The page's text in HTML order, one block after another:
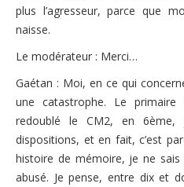
plus l’agresseur, parce que
naisse.
Le modérateur : Merci…
Gaétan : Moi, en ce qui
une catastrophe. Le primaire
redoublé le CM2, en 6ème,
dispositions, et en fait, c’est
histoire de mémoire, je ne sais
abusé. Je pense, entre dix et